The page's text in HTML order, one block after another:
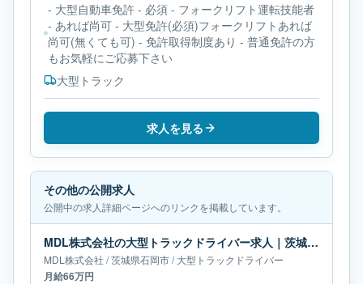
- 大型自動車免許 - 必須 - フォークリフト運転技能者
- あれば尚可 - 大型免許(必須)フォークリフトあれば
尚可(無くても可) - 免許取得制度あり - 普通免許の方
もお気軽にご応募下さい
大型トラック
求人を見る
その他の公開求人
公開中の求人詳細ページへのリンクを掲載しています。
MDL株式会社の大型トラックドライバー求人｜茨城県石岡市｜月給66万円
MDL株式会社 /茨城県石岡市/大型トラックドライバー
月給66万円